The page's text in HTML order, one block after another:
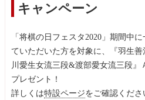
キャンペーン
「将棋の日フェスタ2020」期間中
ていただいた方を対象に、『羽生
川愛生女流三段&渡部愛女流三段』
プレゼント！
詳しくは特設ページをご確認くださ